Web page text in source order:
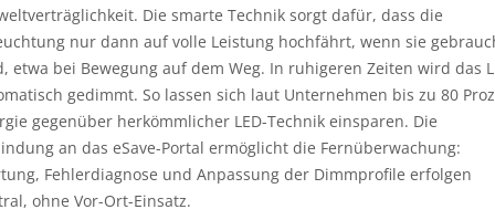
Die smarte Technik sorgt dafür, dass die
nur dann auf volle Leistung hochfährt, wenn sie
etwa bei Bewegung auf dem Weg. In ruhigeren Zeiten wird das
gedimmt. So lassen sich laut Unternehmen bis zu 80
gegenüber herkömmlicher LED-Technik einsparen. Die
an das eSave-Portal ermöglicht die Fernüberwachung:
Fehlerdiagnose und Anpassung der Dimmprofile erfolgen
ohne Vor-Ort-Einsatz.